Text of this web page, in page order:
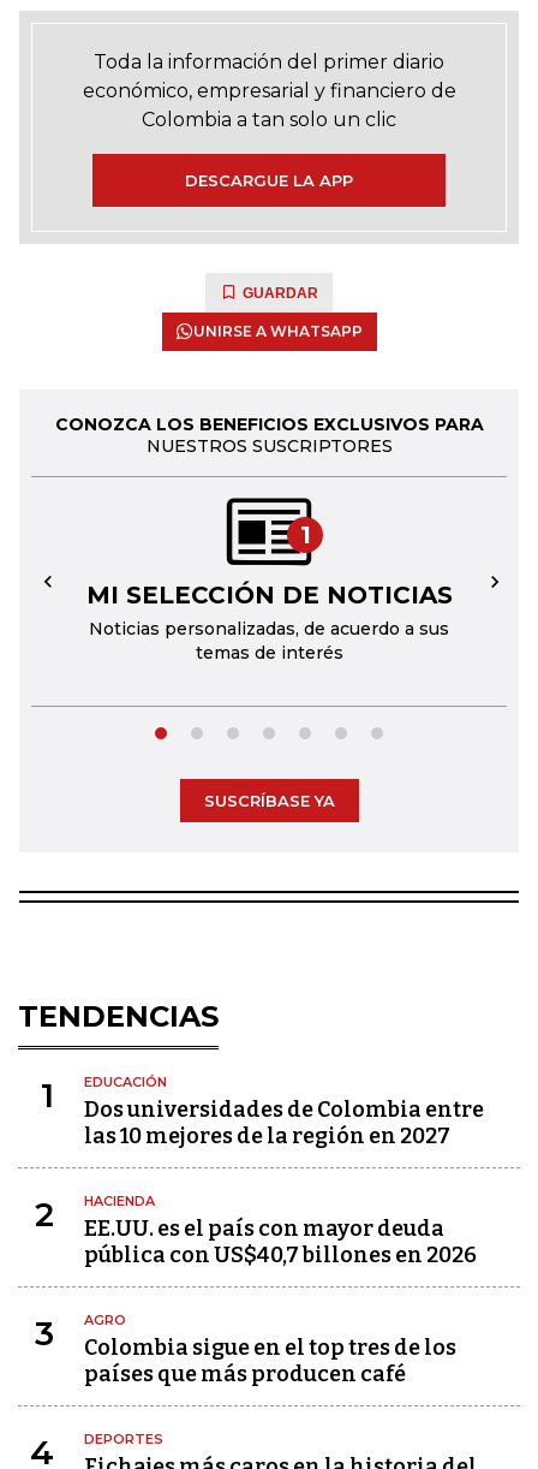
Toda la información del primer diario
económico, empresarial y financiero de
Colombia a tan solo un clic
DESCARGUE LA APP
GUARDAR
UNIRSE A WHATSAPP
CONOZCA LOS BENEFICIOS EXCLUSIVOS PARA
NUESTROS SUSCRIPTORES
1
MI SELECCIÓN DE NOTICIAS
Noticias personalizadas, de acuerdo a sus
temas de interés
← →
SUSCRÍBASE YA
TENDENCIAS
1 EDUCACIÓN
Dos universidades de Colombia entre
las 10 mejores de la región en 2027
2 HACIENDA
EE.UU. es el país con mayor deuda
pública con US$40,7 billones en 2026
3 AGRO
Colombia sigue en el top tres de los
países que más producen café
4 DEPORTES